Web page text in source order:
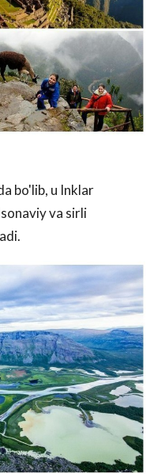
bo'lib, u Inklar
va sirli